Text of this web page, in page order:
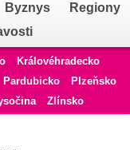
Byznys
Regiony
Královéhradecko
Pardubicko
Plzeňsko
Zlínsko